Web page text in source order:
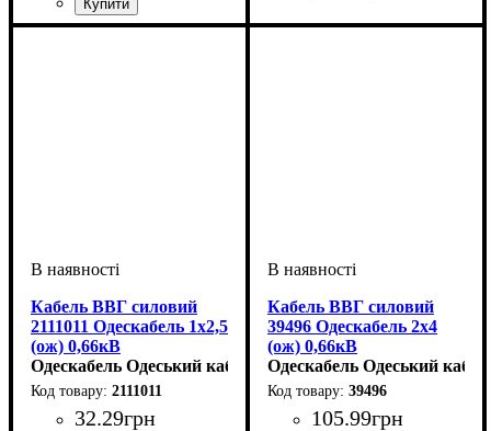
Перетин кабелю: 1х25
Кабель ВВГ силовий
2111011 Одескабель 1x2,5
(ож) 0,66кВ
Одескабель Одеський кабельний завод
2111011
32.29грн
Кабель ВВГ силовий
39496 Одескабель 2x4
(ож) 0,66кВ
Одескабель Одеський
39496
105.99грн